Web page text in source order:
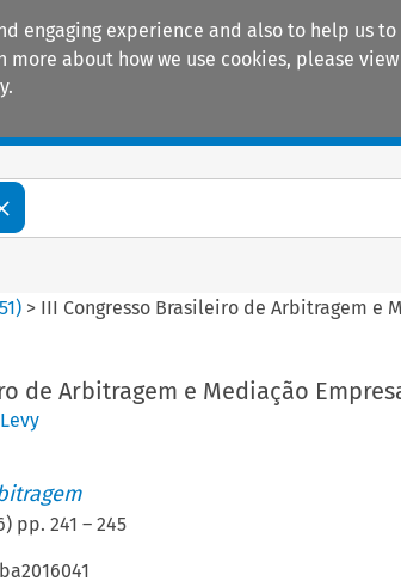
engaging experience and also to help us
about how we use cookies, please
51) > III Congresso Brasileiro de Arbitragem e
de Arbitragem e Mediação
) pp. 241 – 245